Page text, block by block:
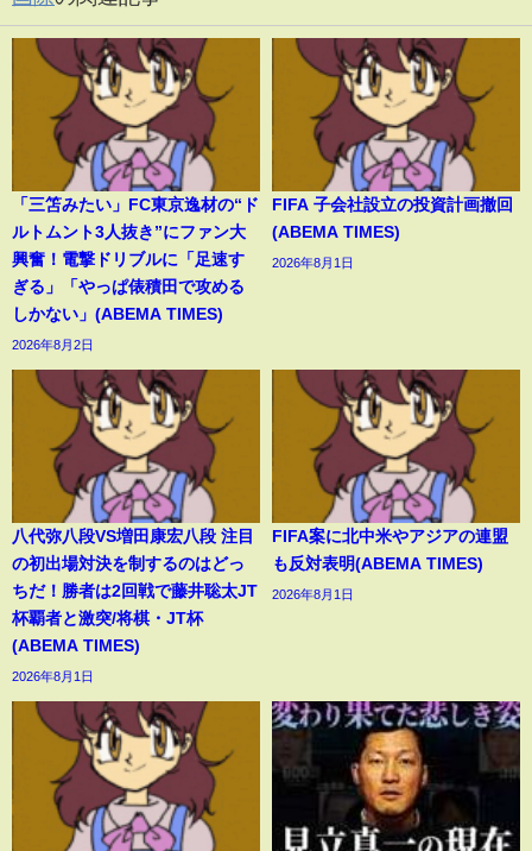
「三笘みたい」FC東京逸材の“ド
ルトムント3人抜き”にファン大
興奮！電撃ドリブルに「足速す
ぎる」「やっぱ俵積田で攻める
しかない」(ABEMA TIMES)
2026年8月2日
FIFA 子会社設立の投資計画撤回
(ABEMA TIMES)
2026年8月1日
八代弥八段VS増田康宏八段 注目
の初出場対決を制するのはどっ
ちだ！勝者は2回戦で藤井聡太JT
杯覇者と激突/将棋・JT杯
(ABEMA TIMES)
2026年8月1日
FIFA案に北中米やアジアの連盟
も反対表明(ABEMA TIMES)
2026年8月1日